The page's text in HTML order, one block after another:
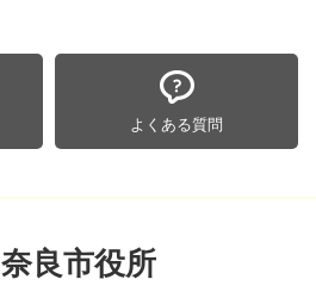
よくある質問
奈良市役所